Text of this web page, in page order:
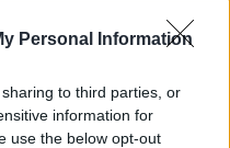
Personal Information
to third parties, or
information for
use the below opt-out
μετρήθηκαν κατά
και κατά την
από αυτά που ο
αέρας